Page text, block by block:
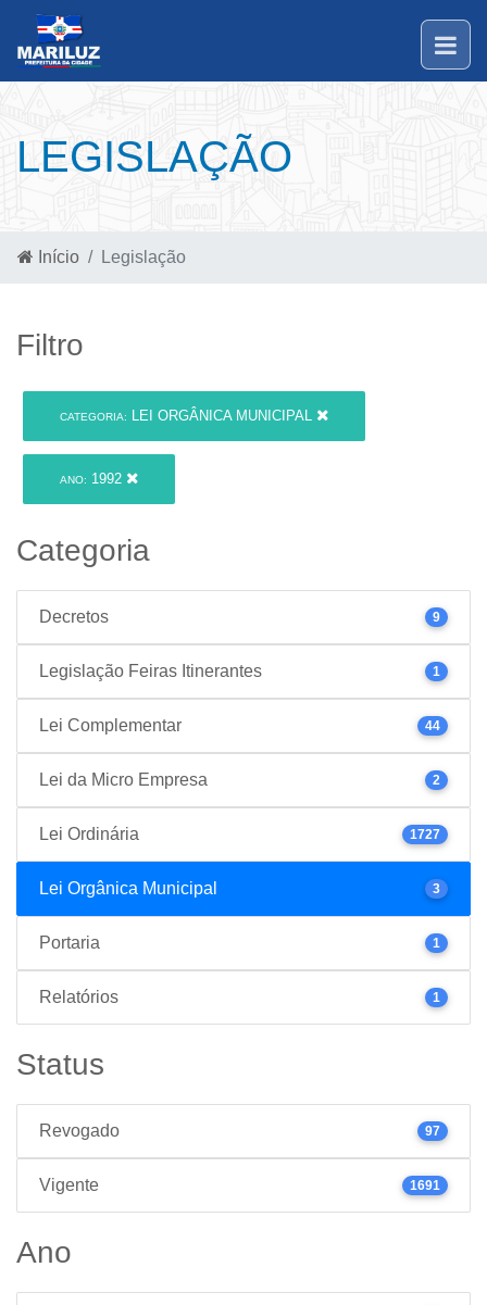
LEGISLAÇÃO
Início Legislação
Filtro
CATEGORIA: LEI ORGÂNICA MUNICIPAL
ANO: 1992
Categoria
Decretos 9
Legislação Feiras Itinerantes 1
Lei Complementar 44
Lei da Micro Empresa 2
Lei Ordinária 1727
Lei Orgânica Municipal 3
Portaria 1
Relatórios 1
Status
Revogado 97
Vigente 1691
Ano